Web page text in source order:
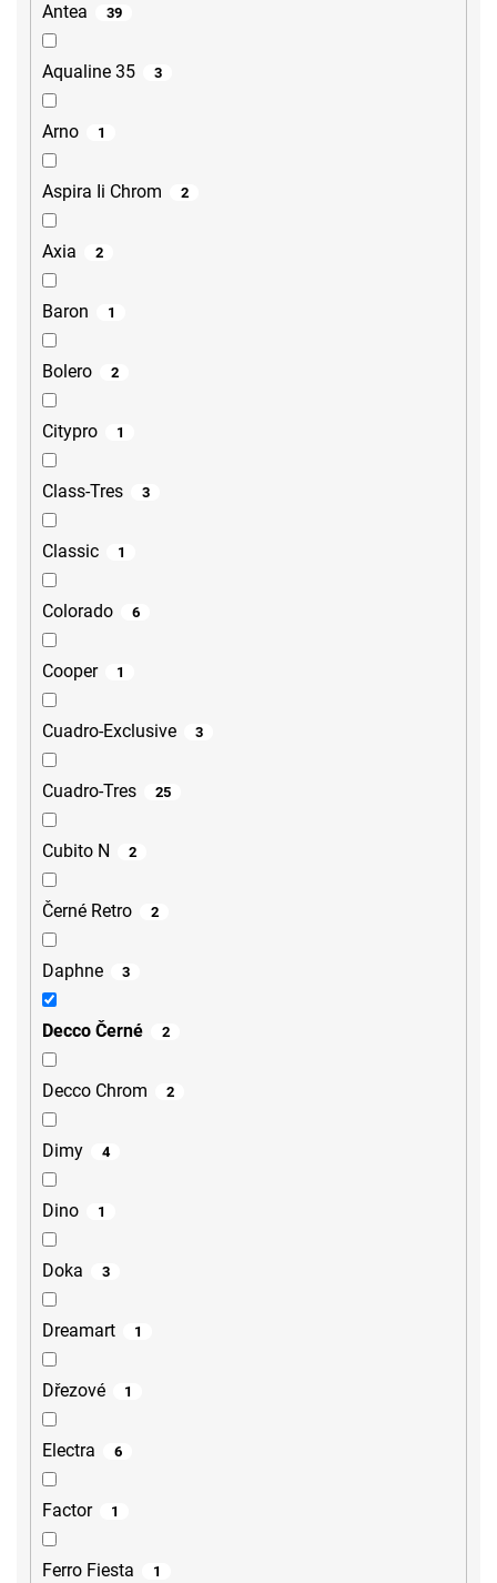
Antea 39
Aqualine 35 3
Arno 1
Aspira Ii Chrom 2
Axia 2
Baron 1
Bolero 2
Citypro 1
Class-Tres 3
Classic 1
Colorado 6
Cooper 1
Cuadro-Exclusive 3
Cuadro-Tres 25
Cubito N 2
Černé Retro 2
Daphne 3
Decco Černé 2
Decco Chrom 2
Dimy 4
Dino 1
Doka 3
Dreamart 1
Dřezové 1
Electra 6
Factor 1
Ferro Fiesta 1